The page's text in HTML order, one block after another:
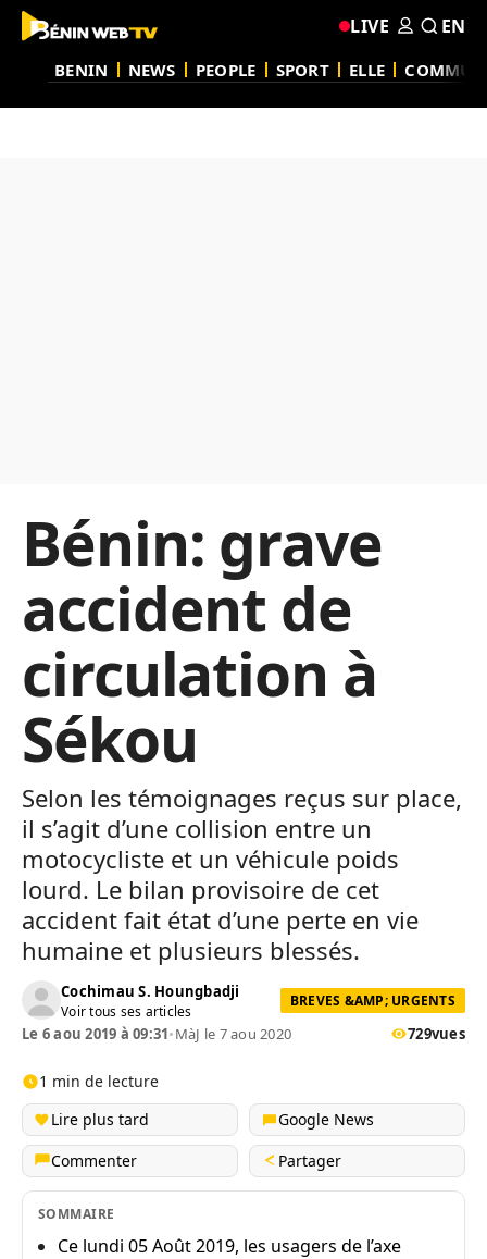
BENIN NEWS PEOPLE SPORT ELLE
LIVE EN
Bénin: grave
accident de
circulation à
Sékou
Selon les témoignages reçus sur place,
il s’agit d’une collision entre un
motocycliste et un véhicule poids
lourd. Le bilan provisoire de cet
accident fait état d’une perte en vie
humaine et plusieurs blessés.
Cochimau S. Houngbadji
Voir tous ses articles
BREVES &AMP; URGENTS
Le 6 aou 2019 à 09:31•MàJ le 7 aou 2020 729vues
1 min de lecture
Lire plus tard
Google News
Commenter
Partager
SOMMAIRE
Ce lundi 05 Août 2019, les usagers de l’axe